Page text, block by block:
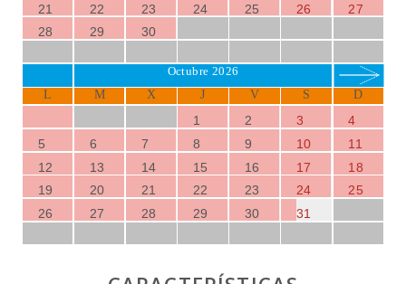
21
22 23 24 25 26
27
28
29 30
Octubre 2026
L M X J V S D
1 2 3
4
5
6 7 8 9 10
11
12
13 14 15 16 17
18
19
20 21 22 23 24
25
26
27 28 29 30 31